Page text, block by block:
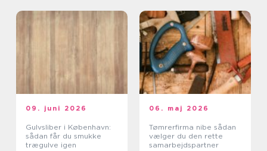
09. juni 2026
Gulvsliber i København:
sådan får du smukke
trægulve igen
06. maj 2026
Tømrerfirma nibe sådan
vælger du den rette
samarbejdspartner